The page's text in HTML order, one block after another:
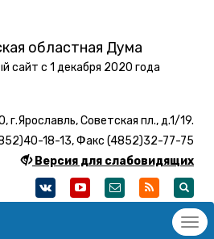
областная Дума
сайт с 1 декабря 2020 года
г.Ярославль, Советская пл., д.1/19.
18-13, Факс (4852)32-77-75
Версия для слабовидящих